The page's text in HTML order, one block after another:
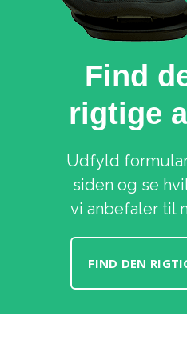
Find
rigtige
Udfyld
siden og se
vi anbefaler til
FIND DEN